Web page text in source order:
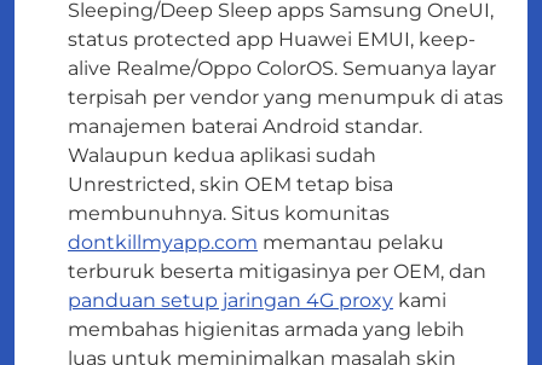
Sleeping/Deep Sleep apps Samsung OneUI,
status protected app Huawei EMUI, keep-
alive Realme/Oppo ColorOS. Semuanya layar
terpisah per vendor yang menumpuk di atas
manajemen baterai Android standar.
Walaupun kedua aplikasi sudah
Unrestricted, skin OEM tetap bisa
membunuhnya. Situs komunitas
dontkillmyapp.com memantau pelaku
terburuk beserta mitigasinya per OEM, dan
panduan setup jaringan 4G proxy kami
membahas higienitas armada yang lebih
luas untuk meminimalkan masalah skin